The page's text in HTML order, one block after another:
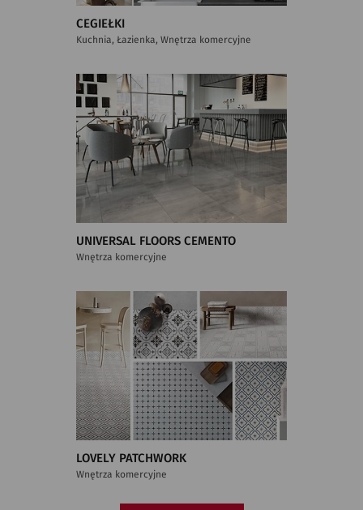
CEGIEŁKI
Kuchnia, Łazienka, Wnętrza komercyjne
UNIVERSAL FLOORS CEMENTO
Wnętrza komercyjne
LOVELY PATCHWORK
Wnętrza komercyjne